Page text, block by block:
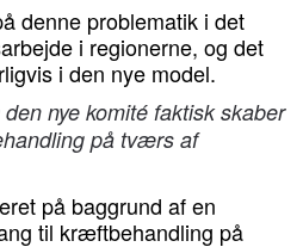
denne problematik i det
i regionerne, og det
i den nye model.
nye komité faktisk skaber
på tværs af
på baggrund af en
til kræftbehandling på